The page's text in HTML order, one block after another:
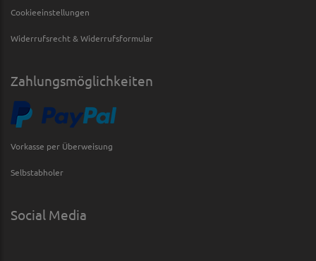
Cookieeinstellungen
Widerrufsrecht & Widerrufsformular
Zahlungsmöglichkeiten
Vorkasse per Überweisung
Selbstabholer
Social Media